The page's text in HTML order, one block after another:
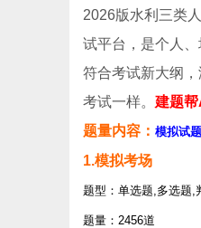
2026版水利三类
试平台，是个人
符合考试新大纲
考试一样。 建题
题量内容： 模拟试
1.模拟考场
题型：单选题,多选题,
题量：2456道